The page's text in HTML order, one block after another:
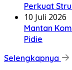
Perkuat
10 Juli 2026
Mantan
Pidie
Selengkapnya